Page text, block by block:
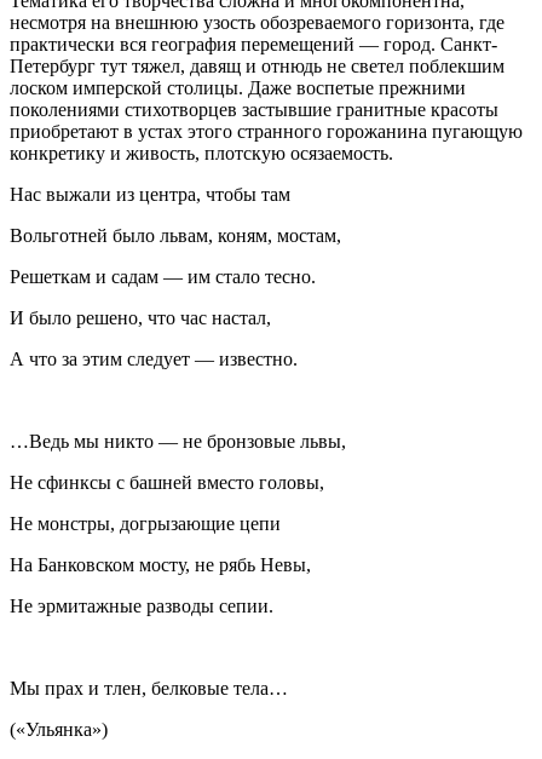
несмотря на внешнюю узость обозреваемого горизонта, где
практически вся география перемещений — город. Санкт-
Петербург тут тяжел, давящ и отнюдь не светел поблекшим
лоском имперской столицы. Даже воспетые прежними
поколениями стихотворцев застывшие гранитные красоты
приобретают в устах этого странного горожанина пугающую
конкретику и живость, плотскую осязаемость.
Нас выжали из центра, чтобы там
Вольготней было львам, коням, мостам,
Решеткам и садам — им стало тесно.
И было решено, что час настал,
А что за этим следует — известно.
…Ведь мы никто — не бронзовые львы,
Не сфинксы с башней вместо головы,
Не монстры, догрызающие цепи
На Банковском мосту, не рябь Невы,
Не эрмитажные разводы сепии.
Мы прах и тлен, белковые тела…
(«Ульянка»)